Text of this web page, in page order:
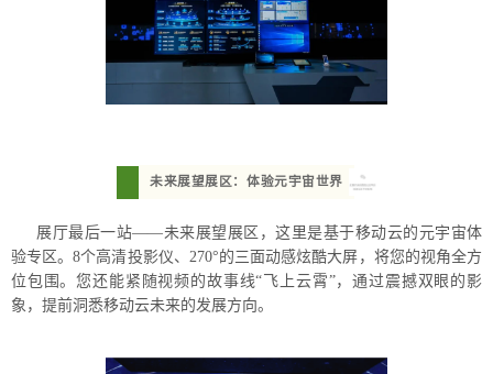
未来展望展区：体验元宇宙世界
展厅最后一站——未来展望展区，这里是基于移动云的元宇宙体
验专区。8个高清投影仪、270°的三面动感炫酷大屏，将您的视角全方
位包围。您还能紧随视频的故事线“飞上云霄”，通过震撼双眼的影
象，提前洞悉移动云未来的发展方向。